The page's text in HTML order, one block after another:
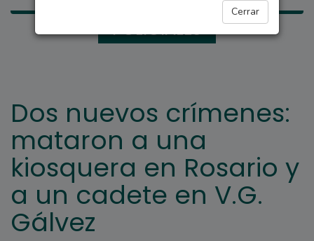
Cerrar
POLICIALES
Dos nuevos crímenes:
mataron a una
kiosquera en Rosario y
a un cadete en V.G.
Gálvez